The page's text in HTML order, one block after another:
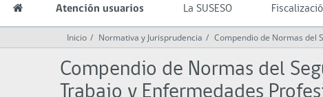
Atención usuarios La SUSESO
Inicio Normativa y Jurisprudencia Compendio de Normas del
Compendio de Normas del
Trabajo y Enfermedades